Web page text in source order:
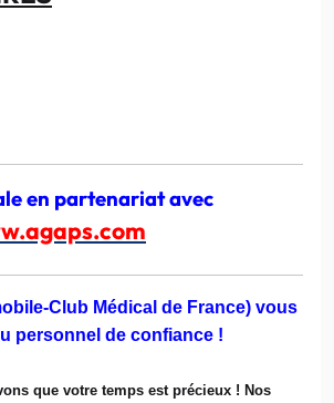
en partenariat avec
Club Médical de France) vous
personnel de confiance !
que votre temps est précieux ! Nos